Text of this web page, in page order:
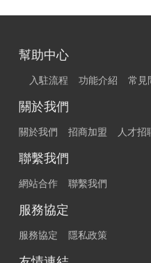
幫助中心
入駐流程 功能介紹 常見
關於我們
關於我們 招商加盟 人才招
聯繫我們
網站合作 聯繫我們
服務協定
服務協定 隱私政策